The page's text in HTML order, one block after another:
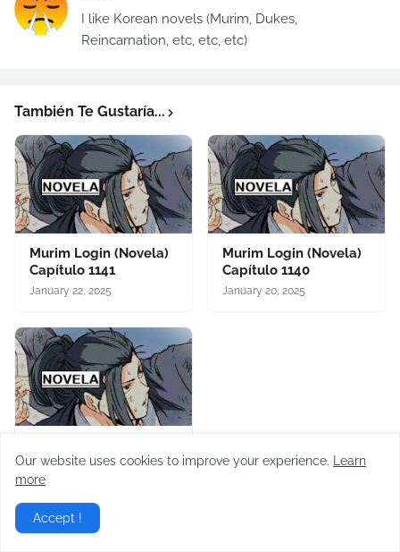
I like Korean novels (Murim, Dukes,
Reincarnation, etc, etc, etc)
También Te Gustaría...
Murim Login (Novela)
Capítulo 1141
January 22, 2025
Murim Login (Novela)
Capítulo 1140
January 20, 2025
Capítulo 1139
January 16, 2025
Our website uses cookies to improve your experience.
Learn
more
Accept !